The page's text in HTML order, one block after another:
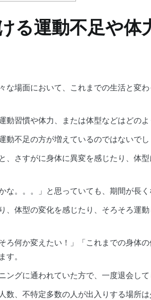
る運動不足や体
な場面において、これまでの生活と変
動習慣や体力、または体型などはどの
動不足の方が増えているのではないでし
、さすがに身体に異変を感じたり、体
な。。。」と思っていても、期間が長く
、体型の変化を感じたり、そろそろ運
ろ何か変えたい！」「これまでの身体
す。
ングに通われていた方で、一度退会して
数、不特定多数の人が出入りする場所は